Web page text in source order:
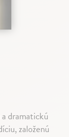
dramatickú
založenú